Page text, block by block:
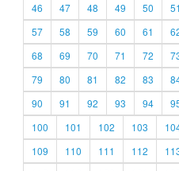
46
47 48 49 50 51
57
58 59 60 61
68
69 70 71 72
79
80 81 82 83
90
91 92 93 94
100
101 102 103
109
110 111 112